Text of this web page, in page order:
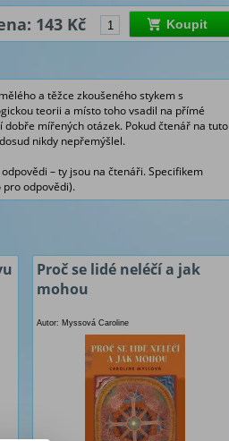
143 Kč Koupit
a těžce zkoušeného stykem s
teorii a místo toho vsadil na přímé
mířených otázek. Pokud čtenář na tuto
nikdy nepřemýšlel.
– ty jsou na čtenáři. Specifikem
odpovědi).
Proč se lidé neléčí a jak
mohou
Autor: Myssová Caroline